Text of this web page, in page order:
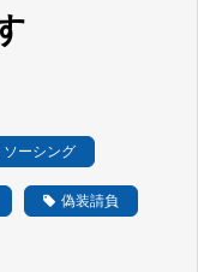
ソーシング
偽装請負